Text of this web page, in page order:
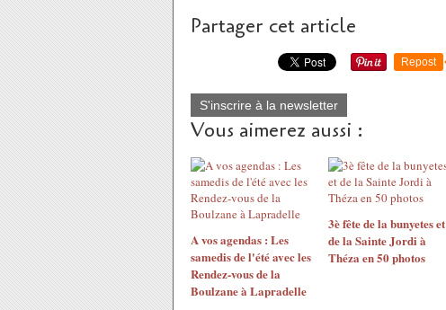
Partager cet article
Repost
S'inscrire à la newsletter
Vous aimerez aussi :
A vos agendas : Les
samedis de l'été avec les
Rendez-vous de la
Boulzane à Lapradelle
3è fête de la bunyetes et
de la Sainte Jordi à
Théza en 50 photos